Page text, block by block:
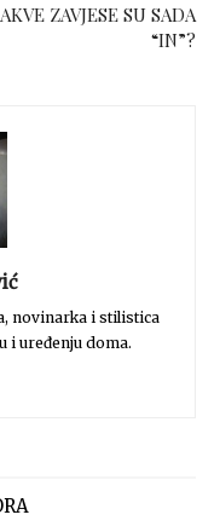
ZAVJESE SU SADA
“IN”?
novinarka i stilistica
i uređenju doma.